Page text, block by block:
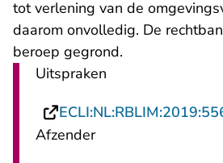
tot verlening van de
daarom onvolledig. De
beroep gegrond.
Uitspraken
Afzender